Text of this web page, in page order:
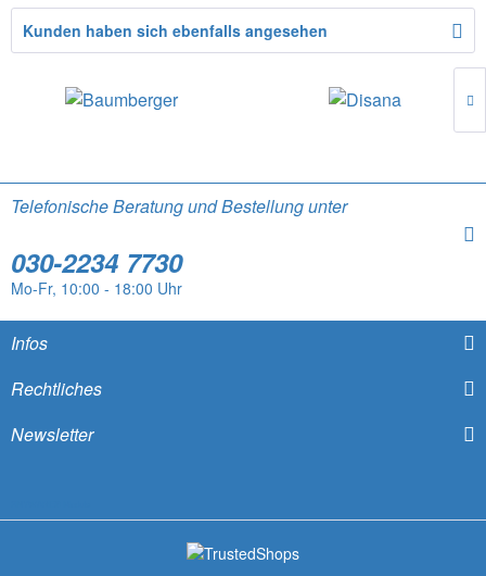
Kunden haben sich ebenfalls angesehen
Telefonische Beratung und Bestellung unter
030-2234 7730
Mo-Fr, 10:00 - 18:00 Uhr
Infos
Rechtliches
Newsletter